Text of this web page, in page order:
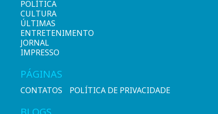
POLÍTICA
CULTURA
ÚLTIMAS
ENTRETENIMENTO
JORNAL
IMPRESSO
PÁGINAS
CONTATOS POLÍTICA DE PRIVACIDADE